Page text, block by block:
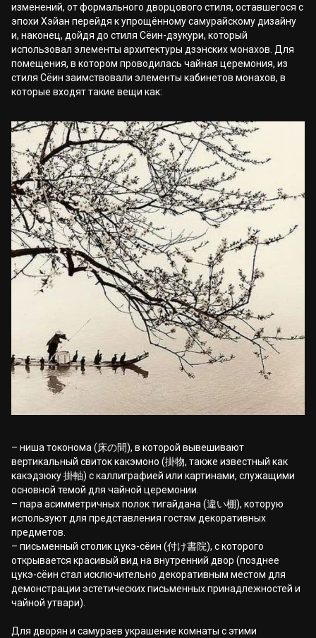
изменений, от формального дворцового стиля, оставшегося с
эпохи Хэйан перейдя к упрощённому самурайскому дизайну
и, наконец, дойдя до стиля Сёин-дзукури, который
использовал элементы архитектуры дзэнских монахов. Для
помещения, в котором проводилась чайная церемония, из
стиля Сёин заимствовали элементы кабинетов монахов, в
которые входят такие вещи как:
– ниша токонома (床の間), в которой вывешивают
вертикальный свиток какэмоно (掛物, также известный как
какэдзюку 掛軸) с каллиграфией или картинами, служащими
основной темой для чайной церемонии.
– пара асимметричных полок тигайдана (違い棚), которую
используют для представления гостям декоративных
предметов.
– письменный столик цукэ-сёин (付け書院), с которого
открывается красивый вид на внутренний двор (позднее
цукэ-сёин стал исключительно декоративным местом для
демонстрации эстетических письменных принадлежностей и
чайной утвари).
Для дворян и самураев украшение комнаты с этими